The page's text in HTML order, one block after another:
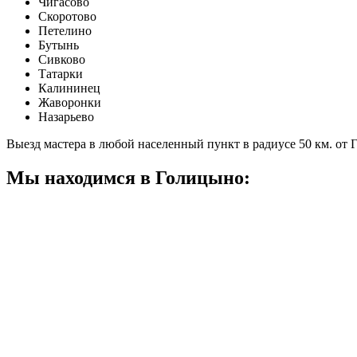
Скоротово
Петелино
Бутынь
Сивково
Татарки
Калининец
Жаворонки
Назарьево
Выезд мастера в любой населенный пункт в радиусе 50 км. от
Мы находимся в Голицыно: